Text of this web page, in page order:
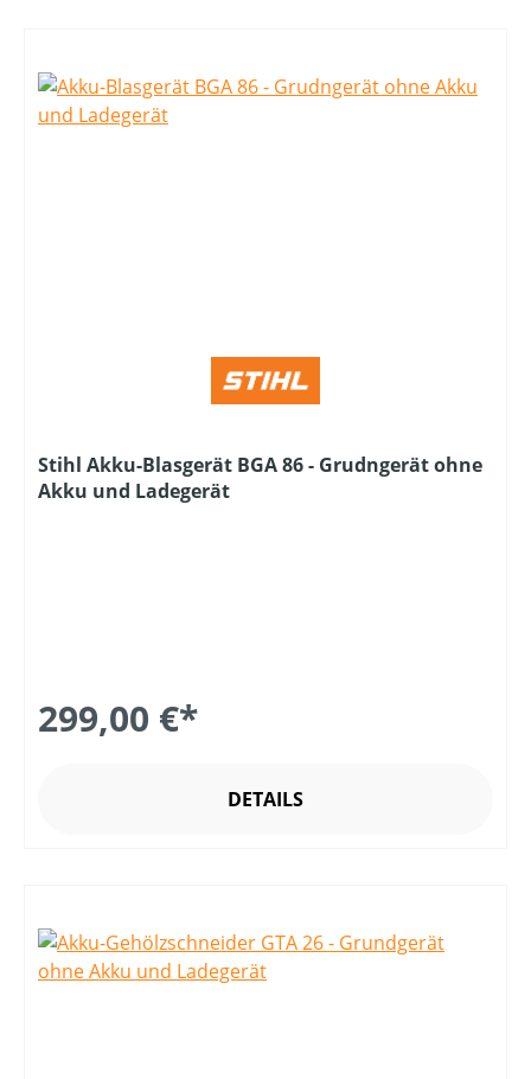
Stihl Akku-Blasgerät BGA 86 - Grudngerät ohne
Akku und Ladegerät
299,00 €*
DETAILS